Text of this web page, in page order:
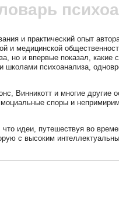
и практический опыт
и медицинской
но и впервые показал, какие
школами психоанализа,
Винникотт и многие другие
споры и
идеи, путешествуя во
с высоким